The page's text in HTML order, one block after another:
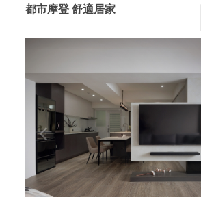
都市摩登 舒適居家